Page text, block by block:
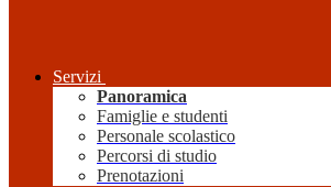
Servizi
Panoramica
Famiglie e studenti
Personale scolastico
Percorsi di studio
Prenotazioni